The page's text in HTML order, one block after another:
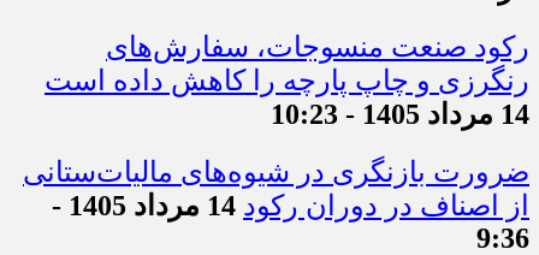
رکود صنعت منسوجات، سفارش‌های
رنگرزی و چاپ پارچه را کاهش داده است
14 مرداد 1405 - 10:23
ضرورت بازنگری در شیوه‌های مالیات‌ستانی
از اصناف در دوران رکود
14 مرداد 1405 -
9:36